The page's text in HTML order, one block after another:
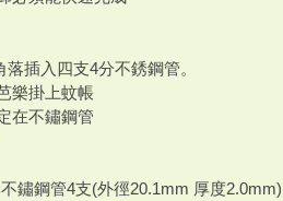
落插入四支4分不銹鋼管。
樂掛上蚊帳
在不鏽鋼管
鏽鋼管4支(外徑20.1mm 厚度2.0mm)